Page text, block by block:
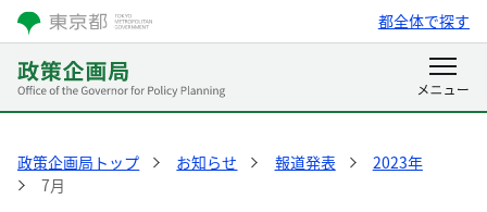
都全体で探す
政策企画局トップ お知らせ 報道発表
2023年
7月